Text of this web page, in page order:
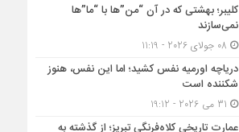
کلیبر؛ بهشتی که در آن “من”ها با “ما”ها
نمی‌سازند
دریاچه اورمیه نفس کشید؛ اما این نفس، هنوز
شکننده است
عمارت تاریخی کلاه‌فرنگی تبریز؛ از گذشته به